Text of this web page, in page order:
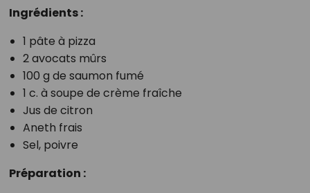
Ingrédients :
1 pâte à pizza
2 avocats mûrs
100 g de saumon fumé
1 c. à soupe de crème fraîche
Jus de citron
Aneth frais
Sel, poivre
Préparation :